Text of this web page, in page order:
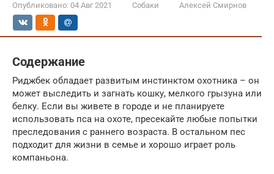
Опубликовано: 04 Авг 2021 Собаки Алексей Смирнов
Содержание
Риджбек обладает развитым инстинктом охотника – он
может выследить и загнать кошку, мелкого грызуна или
белку. Если вы живете в городе и не планируете
использовать пса на охоте, пресекайте любые попытки
преследования с раннего возраста. В остальном пес
подходит для жизни в семье и хорошо играет роль
компаньона.